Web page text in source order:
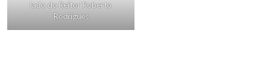
lado do Reitor Roberto
Rodrigues